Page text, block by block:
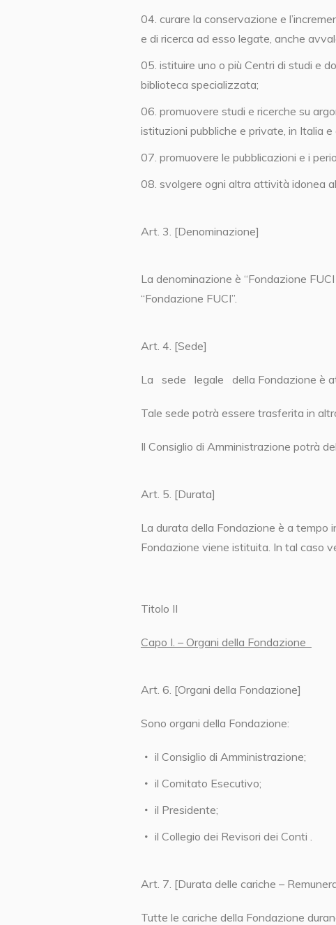
curare la conservazione e
e di ricerca ad esso legate, anche
istituire uno o più Centri di studi e
biblioteca specializzata;
promuovere studi e ricerche su
istituzioni pubbliche e private, in Italia e
promuovere le pubblicazioni e i
svolgere ogni altra attività idonea
Art. 3. [Denominazione]
La denominazione è “Fondazione
“Fondazione FUCI”.
Art. 4. [Sede]
La sede legale della Fondazione è
Tale sede potrà essere trasferita in
Il Consiglio di Amministrazione potrà
Art. 5. [Durata]
La durata della Fondazione è a tempo
Fondazione viene istituita. In tal caso
Titolo II
Capo I. – Organi della Fondazione
Art. 6. [Organi della Fondazione]
Sono organi della Fondazione:
il Consiglio di Amministrazione;
il Comitato Esecutivo;
il Presidente;
il Collegio dei Revisori dei Conti .
Art. 7. [Durata delle cariche –
Tutte le cariche della Fondazione